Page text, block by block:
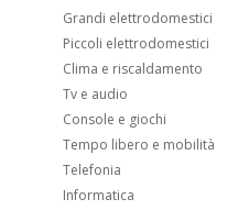
Grandi elettrodomestici
Piccoli elettrodomestici
Clima e riscaldamento
Tv e audio
Console e giochi
Tempo libero e mobilità
Telefonia
Informatica